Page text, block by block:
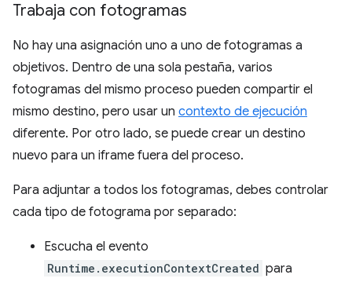
Trabaja con fotogramas
No hay una asignación uno a uno de fotogramas a
objetivos. Dentro de una sola pestaña, varios
fotogramas del mismo proceso pueden compartir el
mismo destino, pero usar un contexto de ejecución
diferente. Por otro lado, se puede crear un destino
nuevo para un iframe fuera del proceso.
Para adjuntar a todos los fotogramas, debes controlar
cada tipo de fotograma por separado:
Escucha el evento
Runtime.executionContextCreated para